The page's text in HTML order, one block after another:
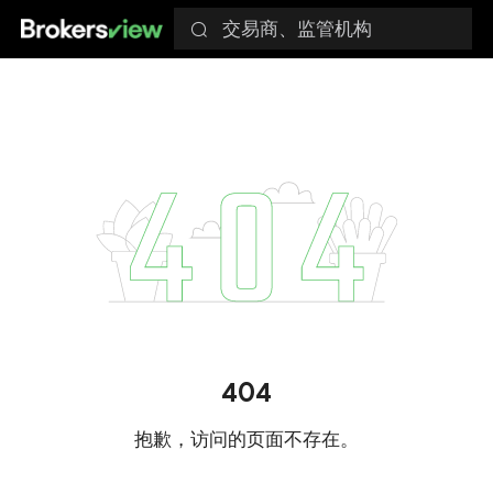
交易商、监管机构
404
抱歉，访问的页面不存在。